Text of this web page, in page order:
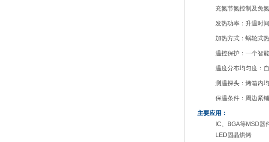
充氮节氮控制及免氮
发热功率：升温时间快
加热方式：蜗轮式热风
温控保护：一个智能温
温度分布均匀度：自动
测温探头：烤箱内均匀
保温条件：周边紧铺
主要应用：
IC、BGA等MSD器
LED固晶烘烤